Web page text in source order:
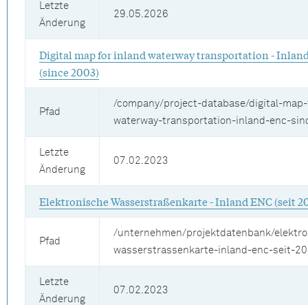
Letzte
Änderung
29.05.2026
Digital map for inland waterway transportation -
(since 2003)
Pfad
/company/project-database/digital-
waterway-transportation-inland-enc-
Letzte
Änderung
07.02.2023
Elektronische Wasserstraßenkarte - Inland ENC (seit
Pfad
/unternehmen/projektdatenbank/
wasserstrassenkarte-inland-enc-seit-
Letzte
Änderung
07.02.2023